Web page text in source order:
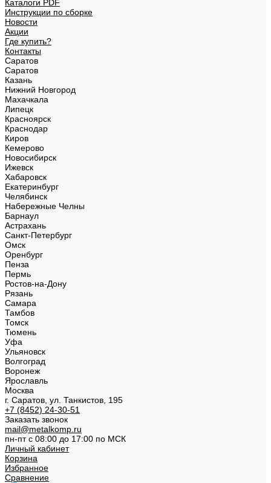
Каталоги PDF
Инструкции по сборке
Новости
Акции
Где купить?
Контакты
Саратов
Саратов
Казань
Нижний Новгород
Махачкала
Липецк
Красноярск
Краснодар
Киров
Кемерово
Новосибирск
Ижевск
Хабаровск
Екатеринбург
Челябинск
Набережные Челны
Барнаул
Астрахань
Санкт-Петербург
Омск
Оренбург
Пенза
Пермь
Ростов-на-Дону
Рязань
Самара
Тамбов
Томск
Тюмень
Уфа
Ульяновск
Волгоград
Воронеж
Ярославль
Москва
г. Саратов, ул. Танкистов, 195
+7 (8452) 24-30-51
Заказать звонок
mail@metalkomp.ru
пн-пт с 08:00 до 17:00 по МСК
Личный кабинет
Корзина
Избранное
Сравнение